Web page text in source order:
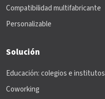
Compatibilidad multifabricante
Personalizable
Solución
Educación: colegios e institutos
Coworking